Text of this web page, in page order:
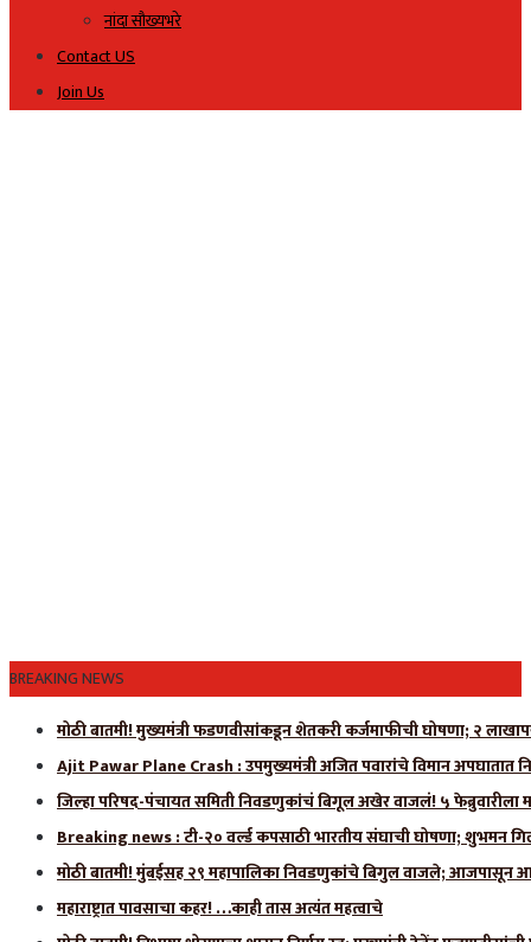
नांदा सौख्यभरे
Contact US
Join Us
BREAKING NEWS
मोठी बातमी! मुख्यमंत्री फडणवीसांकडून शेतकरी कर्जमाफीची घोषणा; २
Ajit Pawar Plane Crash : उपमुख्यमंत्री अजित पवारांचे विमान अपघातात
जिल्हा परिषद-पंचायत समिती निवडणुकांचं बिगूल अखेर वाजलं! ५ फेब्रुवारीला
Breaking news : टी-२० वर्ल्ड कपसाठी भारतीय संघाची घोषणा; शुभमन
मोठी बातमी! मुंबईसह २९ महापालिका निवडणुकांचे बिगुल वाजले; आजपासून
महाराष्ट्रात पावसाचा कहर! …काही तास अत्यंत महत्वाचे